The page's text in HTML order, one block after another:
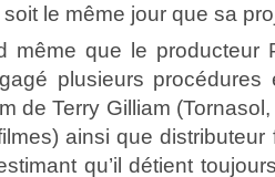
le même jour que sa
même que le producteur
plusieurs
de Terry Gilliam
ainsi que distributeur
qu’il détient